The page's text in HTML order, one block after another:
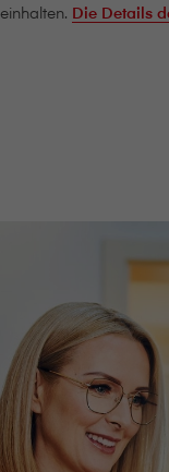
einhalten. Die Details